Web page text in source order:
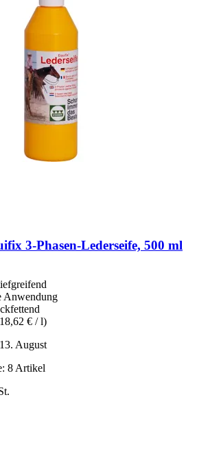
3-​Phasen-​Lederseife, 500 ml
Anwendung
€ / l)
August
8 Artikel